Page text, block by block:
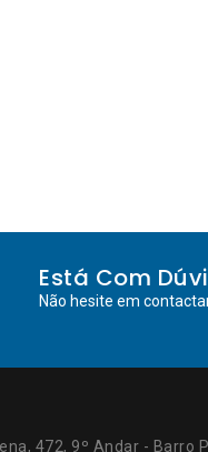
Está Com
Não hesite em
472, 9º Andar - Barro